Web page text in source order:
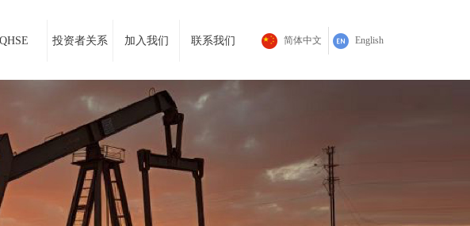
简体中文 English
QHSE 投资者关系 加入我们 联系我们